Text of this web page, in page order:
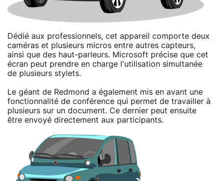
Dédié aux professionnels, cet appareil comporte deux
caméras et plusieurs micros entre autres capteurs,
ainsi que des haut-parleurs. Microsoft précise que cet
écran peut prendre en charge l'utilisation simultanée
de plusieurs stylets.
Le géant de Redmond a également mis en avant une
fonctionnalité de conférence qui permet de travailler à
plusieurs sur un document. Ce dernier peut ensuite
être envoyé directement aux participants.